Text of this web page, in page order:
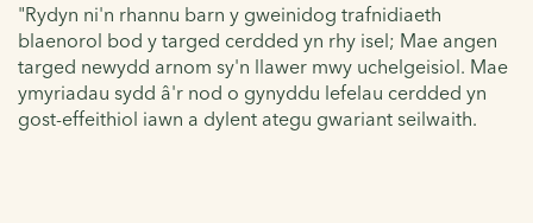
"Rydyn ni'n rhannu barn y gweinidog trafnidiaeth
blaenorol bod y targed cerdded yn rhy isel; Mae angen
targed newydd arnom sy'n llawer mwy uchelgeisiol. Mae
ymyriadau sydd â'r nod o gynyddu lefelau cerdded yn
gost-effeithiol iawn a dylent ategu gwariant seilwaith.